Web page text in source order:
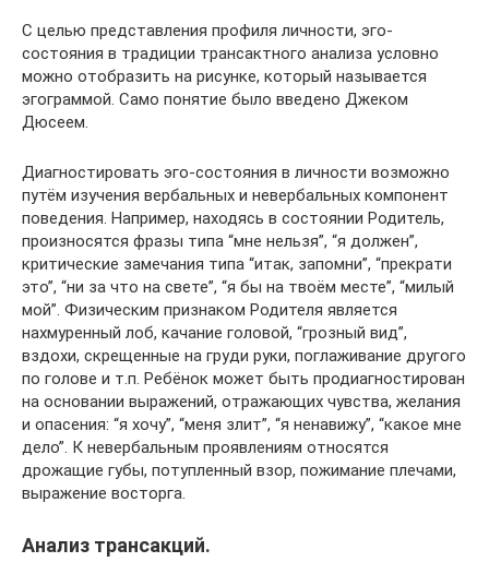
С целью представления профиля личности, эго-
состояния в традиции трансактного анализа условно
можно отобразить на рисунке, который называется
эгограммой. Само понятие было введено Джеком
Дюсеем.
Диагностировать эго-состояния в личности возможно
путём изучения вербальных и невербальных компонент
поведения. Например, находясь в состоянии Родитель,
произносятся фразы типа “мне нельзя”, “я должен”,
критические замечания типа “итак, запомни”, “прекрати
это”, “ни за что на свете”, “я бы на твоём месте”, “милый
мой”. Физическим признаком Родителя является
нахмуренный лоб, качание головой, “грозный вид”,
вздохи, скрещенные на груди руки, поглаживание другого
по голове и т.п. Ребёнок может быть продиагностирован
на основании выражений, отражающих чувства, желания
и опасения: “я хочу”, “меня злит”, “я ненавижу”, “какое мне
дело”. К невербальным проявлениям относятся
дрожащие губы, потупленный взор, пожимание плечами,
выражение восторга.
Анализ трансакций.